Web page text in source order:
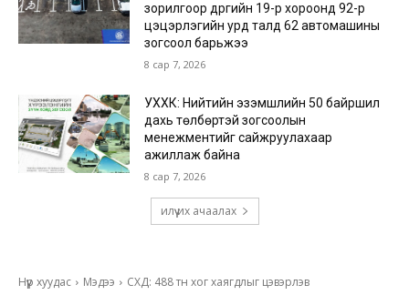
зорилгоор дүүргийн 19-р хороонд 92-р
цэцэрлэгийн урд талд 62 автомашины
зогсоол барьжээ
8 сар 7, 2026
УХХК: Нийтийн эзэмшлийн 50 байршил
дахь төлбөртэй зогсоолын
менежментийг сайжруулахаар
ажиллаж байна
8 сар 7, 2026
илүү их ачаалах